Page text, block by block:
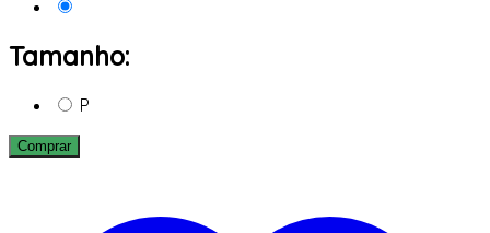
Tamanho:
P
Comprar